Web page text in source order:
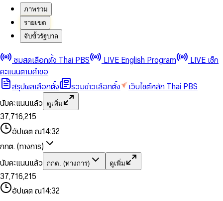
ภาพรวม
รายเขต
จับขั้วรัฐบาล
ชมสดเลือกตั้ง Thai PBS LIVE English Program
LIVE เช็ก
คะแนนตามคำขอ
สรุปผลเลือกตั้ง
รวมข่าวเลือกตั้ง
เว็บไซต์หลัก Thai PBS
นับคะแนนแล้ว
ดูเพิ่ม
0
1
2
3
4
5
6
8
9
0
1
2
3
4
5
6
7
8
9
,
0
1
2
4
6
7
8
9
0
1
2
3
4
5
6
7
8
9
0
1
3
5
6
7
8
9
,
1
2
4
5
7
8
9
0
1
3
4
6
7
8
9
0
2
3
4
5
7
8
อัปเดต ณ14:32
กกต. (ทางการ)
นับคะแนนแล้ว
กกต. (ทางการ) ดูเพิ่ม
0
1
2
3
4
5
0
1
2
4
5
6
7
8
9
,
0
1
2
4
6
7
8
9
0
1
2
3
0
1
3
5
6
7
8
,
1
2
4
0
1
3
0
2
3
4
5
7
อัปเดต ณ14:32